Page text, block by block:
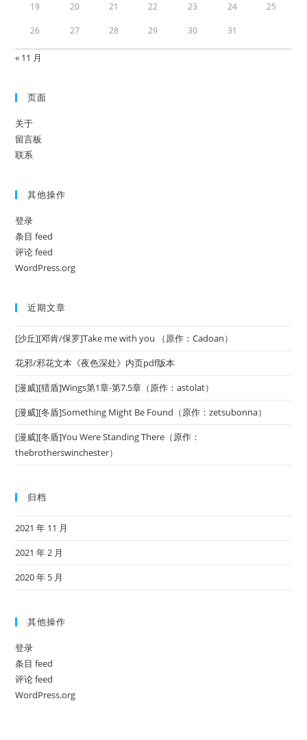
19 20 21 22 23 24 25
26 27 28 29 30 31
« 11 月
页面
关于
留言板
联系
其他操作
登录
条目 feed
评论 feed
WordPress.org
近期文章
[沙丘][邓肯/保罗]Take me with you （原作：Cadoan）
花邪/邪花文本《夜色深处》内页pdf版本
[漫威][猎盾]Wings第1章-第7.5章（原作：astolat）
[漫威][冬盾]Something Might Be Found（原作：zetsubonna）
[漫威][冬盾]You Were Standing There（原作：
thebrotherswinchester）
归档
2021 年 11 月
2021 年 2 月
2020 年 5 月
其他操作
登录
条目 feed
评论 feed
WordPress.org